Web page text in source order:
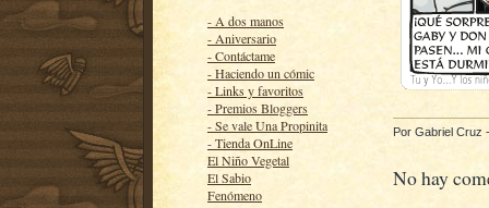
- A dos manos
- Aniversario
- Contáctame
- Haciendo un cómic
- Links y favoritos
- Premios Bloggers
- Se vale Una Propinita
- Tienda OnLine
El Niño Vegetal
El Sabio
Fenómeno
Por Gabriel Cruz
No hay